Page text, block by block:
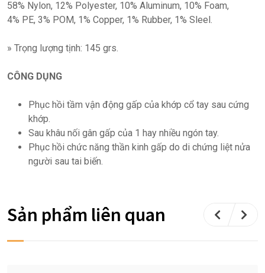
58% Nylon, 12% Polyester, 10% Aluminum, 10% Foam,
4% PE, 3% POM, 1% Copper, 1% Rubber, 1% Sleel.
» Trọng lượng tịnh: 145 grs.
CÔNG DỤNG
Phục hồi tầm vận động gấp của khớp cổ tay sau cứng
khớp.
Sau khâu nối gân gấp của 1 hay nhiều ngón tay.
Phục hồi chức năng thần kinh gấp do di chứng liệt nửa
người sau tai biến.
Sản phẩm liên quan